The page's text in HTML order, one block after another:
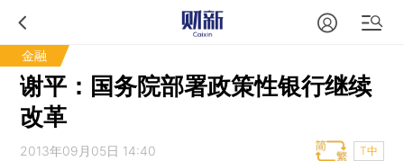
金融
谢平：国务院部署政策性银行继续
改革
2013年09月05日 14:40 T中